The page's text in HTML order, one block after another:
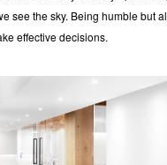
see the sky. Being humble but
effective decisions.